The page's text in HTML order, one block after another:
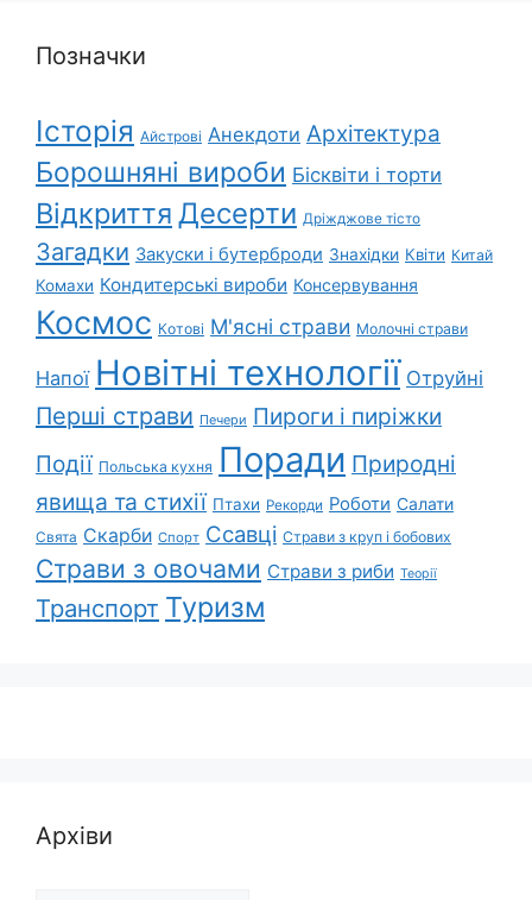
Позначки
Історія Айстрові Анекдоти Архітектура
Борошняні вироби Бісквіти і торти
Відкриття Десерти Дріжджове тісто
Загадки Закуски і бутерброди Знахідки Квіти Китай
Комахи Кондитерські вироби Консервування
Космос Котові М'ясні страви Молочні страви
Напої Новітні технології Отруйні
Перші страви Печери Пироги і пиріжки
Події Польська кухня Поради Природні
явища та стихії Птахи Рекорди Роботи Салати
Свята Скарби Спорт Ссавці Страви з круп і бобових
Страви з овочами Страви з риби Теорії
Транспорт Туризм
Архіви